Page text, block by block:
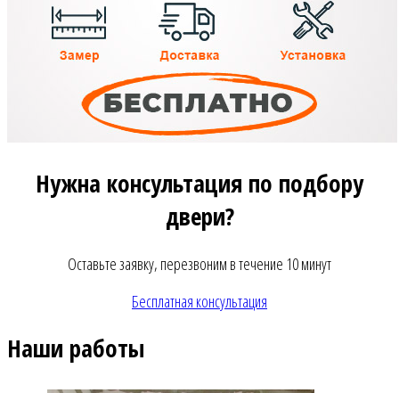
Нужна консультация по подбору
двери?
Оставьте заявку, перезвоним в течение 10 минут
Бесплатная консультация
Наши работы